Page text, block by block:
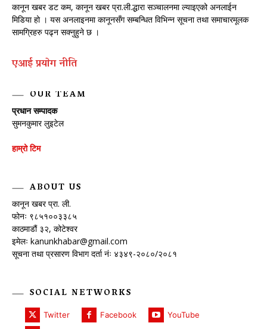
कानून खबर डट कम, कानून खबर प्रा.ली.द्धारा सञ्चालनमा ल्याइएको अनलाईन
मिडिया हो । यस अनलाइनमा कानूनसँग सम्बन्धित विभिन्न सूचना तथा समाचारमूलक
सामग्रिहरु पढ्न सक्नुहुने छ ।
एआई प्रयाेग नीति
OUR TEAM
प्रधान सम्पादक
सुमनकुमार लुइटेल
हाम्रो टिम
ABOUT US
कानून खबर प्रा. ली.
फोनः ९८५१००३३८५
काठमाडौं ३२, कोटेश्वर
इमेलः kanunkhabar@gmail.com
सूचना तथा प्रसारण विभाग दर्ता नंः ४३४९-२०८०/२०८१
SOCIAL NETWORKS
Twitter Facebook
YouTube